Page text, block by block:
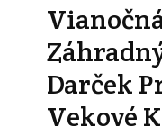
Darček
Vekové